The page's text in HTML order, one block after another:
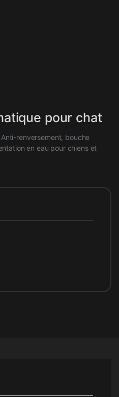
pour chat
renversement, bouche
en eau pour chiens et